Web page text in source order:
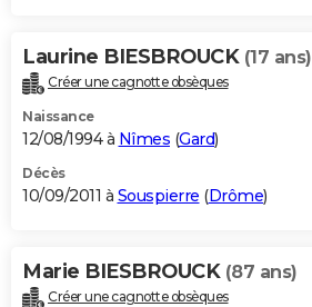
Laurine BIESBROUCK (17 ans)
Créer une cagnotte obsèques
Naissance
12/08/1994 à Nîmes (Gard)
Décès
10/09/2011 à Souspierre (Drôme)
Marie BIESBROUCK (87 ans)
Créer une cagnotte obsèques